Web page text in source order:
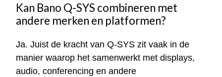
Kan Bano Q-SYS combineren met
andere merken en platformen?
Ja. Juist de kracht van Q-SYS zit vaak in de
manier waarop het samenwerkt met displays,
audio, conferencing en andere